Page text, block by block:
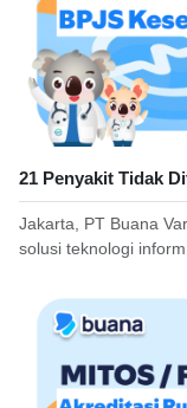
21 Penyakit Tidak
Jakarta, PT Buana
solusi teknologi